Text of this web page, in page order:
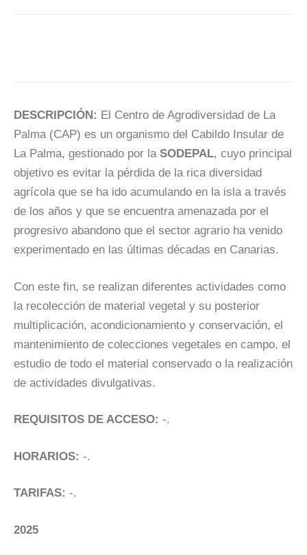
DESCRIPCIÓN: El Centro de Agrodiversidad de La
Palma (CAP) es un organismo del Cabildo Insular de
La Palma, gestionado por la SODEPAL, cuyo principal
objetivo es evitar la pérdida de la rica diversidad
agrícola que se ha ido acumulando en la isla a través
de los años y que se encuentra amenazada por el
progresivo abandono que el sector agrario ha venido
experimentado en las últimas décadas en Canarias.
Con este fin, se realizan diferentes actividades como
la recolección de material vegetal y su posterior
multiplicación, acondicionamiento y conservación, el
mantenimiento de colecciones vegetales en campo, el
estudio de todo el material conservado o la realización
de actividades divulgativas.
REQUISITOS DE ACCESO: -.
HORARIOS: -.
TARIFAS: -.
2025